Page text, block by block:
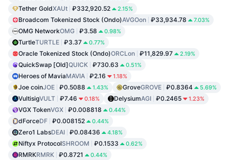
Tether GoldXAUt ₽332,920.52 2.15%
Broadcom Tokenized Stock (Ondo)AVGOon ₽33,934.78 7.03%
OMG NetworkOMG ₽3.58 0.98%
TurtleTURTLE ₽3.37 0.77%
Oracle Tokenized Stock (Ondo)ORCLon ₽11,829.97 2.19%
QuickSwap [Old]QUICK ₽730.63 0.51%
Heroes of MaviaMAVIA ₽2.16 1.18%
Joe coinJOE ₽0.5088 1.43% GroveGROVE ₽0.8364 5.69%
VultisigVULT ₽7.46 0.18% DelysiumAGI ₽0.2465 1.23%
VGX TokenVGX ₽0.008818 0.44%
dForceDF ₽0.008152 0.44%
Zero1 LabsDEAI ₽0.08436 4.18%
Niftyx ProtocolSHROOM ₽0.1533 0.62%
RMRKRMRK ₽0.8721 0.44%